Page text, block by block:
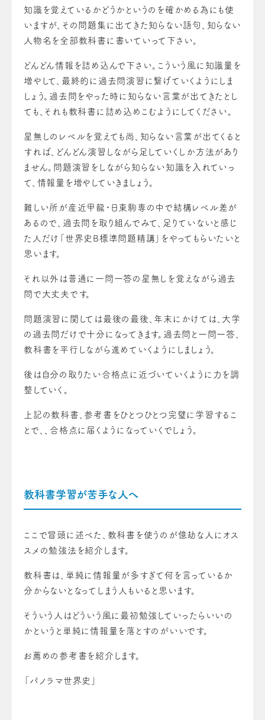
知識を覚えているかどうかというのを確かめる為にも使
いますが、その問題集に出てきた知らない語句、知らない
人物名を全部教科書に書いていって下さい。
どんどん情報を詰め込んで下さい。こういう風に知識量を
増やして、最終的に過去問演習に繋げていくようにしま
しょう。過去問をやった時に知らない言葉が出てきたとし
ても、それも教科書に詰め込めこむようにしてください。
星無しのレベルを覚えても尚、知らない言葉が出てくると
すれば、どんどん演習しながら足していくしか方法があり
ません。問題演習をしながら知らない知識を入れていっ
て、情報量を増やしていきましょう。
難しい所が産近甲龍・日東駒専の中で結構レベル差が
あるので、過去問を取り組んでみて、足りていないと感じ
た人だけ「世界史B標準問題精講」をやってもらいたいと
思います。
それ以外は普通に一問一答の星無しを覚えながら過去
問で大丈夫です。
問題演習に関しては最後の最後、年末にかけては、大学
の過去問だけで十分になってきます。過去問と一問一答、
教科書を平行しながら進めていくようにしましょう。
後は自分の取りたい合格点に近づいていくように力を調
整していく。
上記の教科書、参考書をひとつひとつ完璧に学習するこ
とで、、合格点に届くようになっていくでしょう。
教科書学習が苦手な人へ
ここで冒頭に述べた、教科書を使うのが億劫な人にオス
スメの勉強法を紹介します。
教科書は、単純に情報量が多すぎて何を言っているか
分からないとなってしまう人もいると思います。
そういう人はどういう風に最初勉強していったらいいの
かというと単純に情報量を落とすのがいいです。
お薦めの参考書を紹介します。
「パノラマ世界史」